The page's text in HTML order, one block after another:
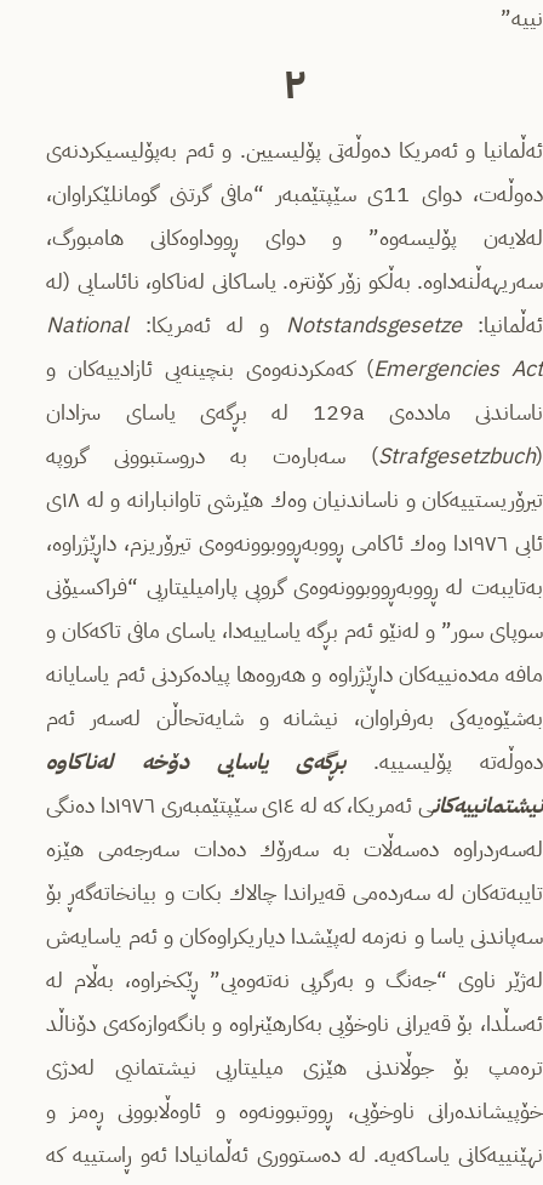
نییە”
٢
ئەڵمانیا و ئەمریكا دەوڵەتی پۆلیسیین. و ئەم بەپۆلیسیكردنەى
دەوڵەت، دوای 11ی سێپتێمبەر “مافی گرتنی گومانلێكراوان،
لەلایەن پۆلیسەوە” و دوای ڕووداوەكانی هامبورگ،
سەریهەڵنەداوە. بەڵكو زۆر كۆنترە. یاساكانی لەناكاو، نائاسایی (لە
ئەڵمانیا:Notstandsgesetze و لە ئەمریكا:National
Emergencies Act) كەمكردنەوەى بنچینەیی ئازادییەكان و
ناساندنی ماددەى 129a لە بڕگەى یاسای سزادان
(
Strafgesetzbuch) سەبارەت بە دروستبوونی گروپە
تیرۆریستییەكان و ناساندنیان وەك هێرشی تاوانبارانە و لە ١٨ی
ئابی ١٩٧٦دا وەك ئاكامی ڕووبەڕووبوونەوەى تیرۆریزم، داڕێژراوە،
بەتایبەت لە ڕووبەڕووبوونەوەى گروپی پارامیلیتاریی “فراكسیۆنی
سوپای سور” و لەنێو ئەم بڕگە یاساییەدا، یاسای مافی تاكەكان و
مافە مەدەنییەكان داڕێژراوە و هەروەها پیادەكردنی ئەم یاسایانە
بەشێوەیەكی بەرفراوان، نیشانە و شایەتحاڵن لەسەر ئەم
دەوڵەتە پۆلیسییە.بڕگەى یاسایی دۆخە لەناكاوە
نیشتمانییەكان
ی ئەمریكا، كە لە ١٤ی سێپتێمبەری ١٩٧٦دا دەنگی
لەسەردراوە دەسەڵات بە سەرۆك دەدات سەرجەمی هێزە
تایبەتەكان لە سەردەمی قەیراندا چالاك بكات و بیانخاتەگەڕ بۆ
سەپاندنی یاسا و نەزمە لەپێشدا دیاریكراوەكان و ئەم یاسایەش
لەژێر ناوی “جەنگ و بەرگریی نەتەوەیی” ڕێكخراوە، بەڵام لە
ئەسڵدا، بۆ قەیرانی ناوخۆیی بەكارهێنراوە و بانگەوازەكەى دۆناڵد
ترەمپ بۆ جوڵاندنی هێزی میلیتاریی نیشتمانیی لەدژی
خۆپیشاندەرانی ناوخۆیی، ڕووتبوونەوە و ئاوەڵابوونی ڕەمز و
نهێنییەكانی یاساكەیە. لە دەستووری ئەڵمانیادا ئەو ڕاستییە كە